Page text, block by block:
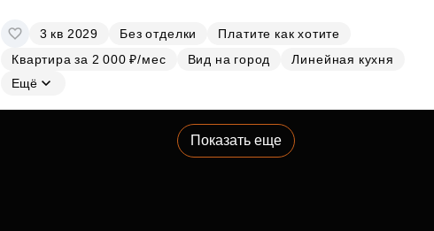
3 кв 2029 Без отделки
Платите как хотите
Квартира за 2 000 ₽/мес
Вид на город
Линейная кухня
Ещё
Показать еще